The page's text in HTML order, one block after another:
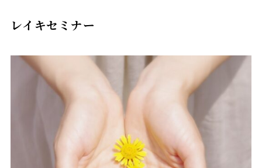
レイキセミナー